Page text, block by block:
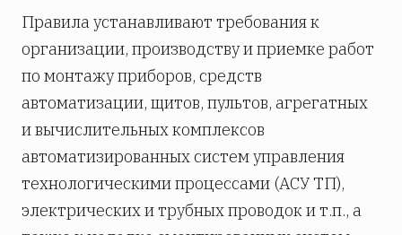
Правила устанавливают требования к
организации, производству и приемке работ
по монтажу приборов, средств
автоматизации, щитов, пультов, агрегатных
и вычислительных комплексов
автоматизированных систем управления
технологическими процессами (АСУ ТП),
электрических и трубных проводок и т.п., а